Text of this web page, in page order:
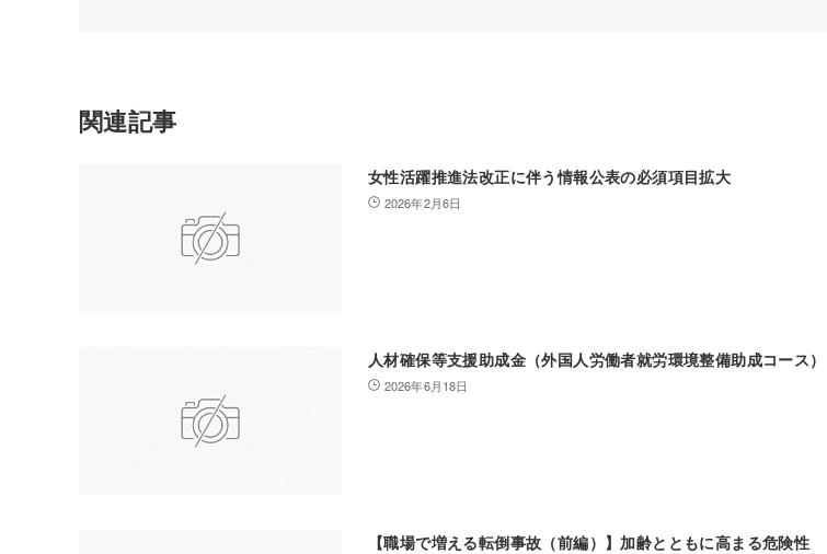
関連記事
女性活躍推進法改正に伴う情報公表の必須項目拡大
2026年2月6日
人材確保等支援助成金（外国人労働者就労環境整備助成コース）
2026年6月18日
【職場で増える転倒事故（前編）】加齢とともに高まる危険性